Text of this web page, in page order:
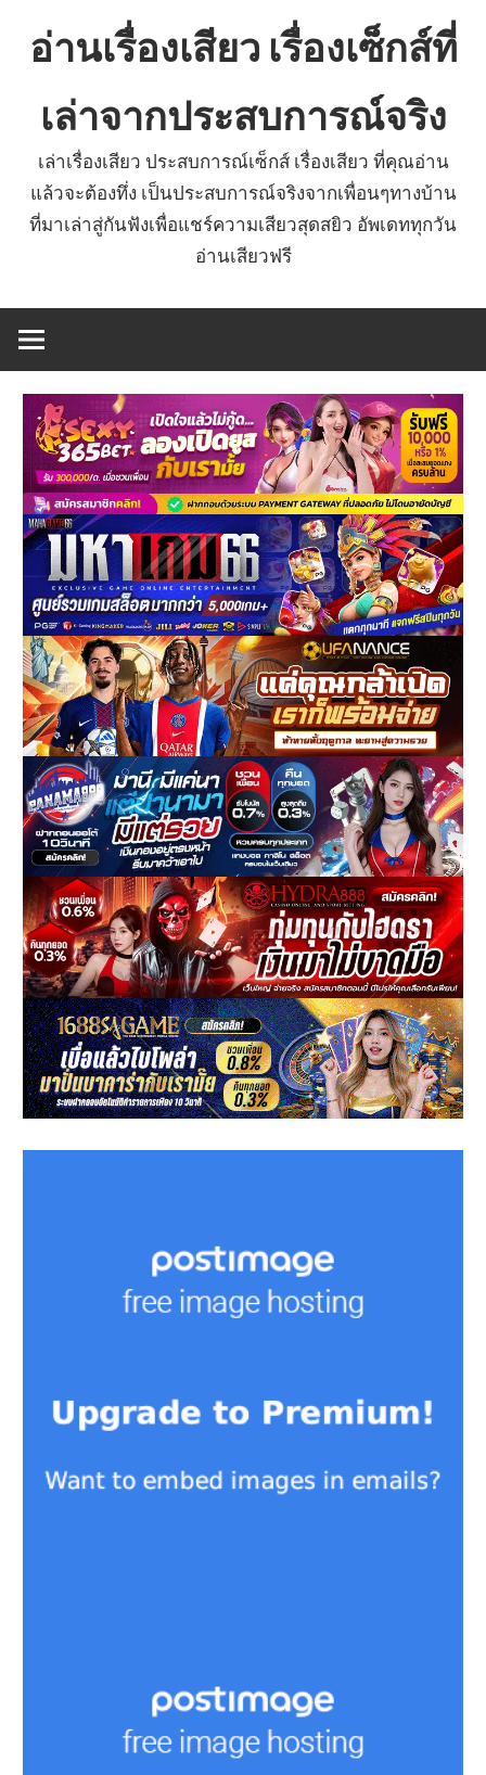
อ่านเรื่องเสียว เรื่องเซ็กส์ที่
เล่าจากประสบการณ์จริง
เล่าเรื่องเสียว ประสบการณ์เซ็กส์ เรื่องเสียว ที่คุณอ่าน
แล้วจะต้องทึ่ง เป็นประสบการณ์จริงจากเพื่อนๆทางบ้าน
ที่มาเล่าสู่กันฟังเพื่อแชร์ความเสียวสุดสยิว อัพเดททุกวัน
อ่านเสียวฟรี